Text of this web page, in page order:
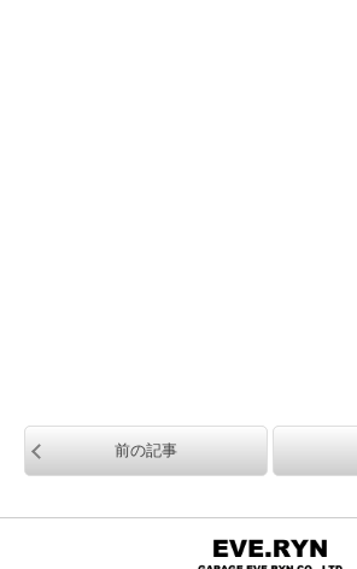
前の記事